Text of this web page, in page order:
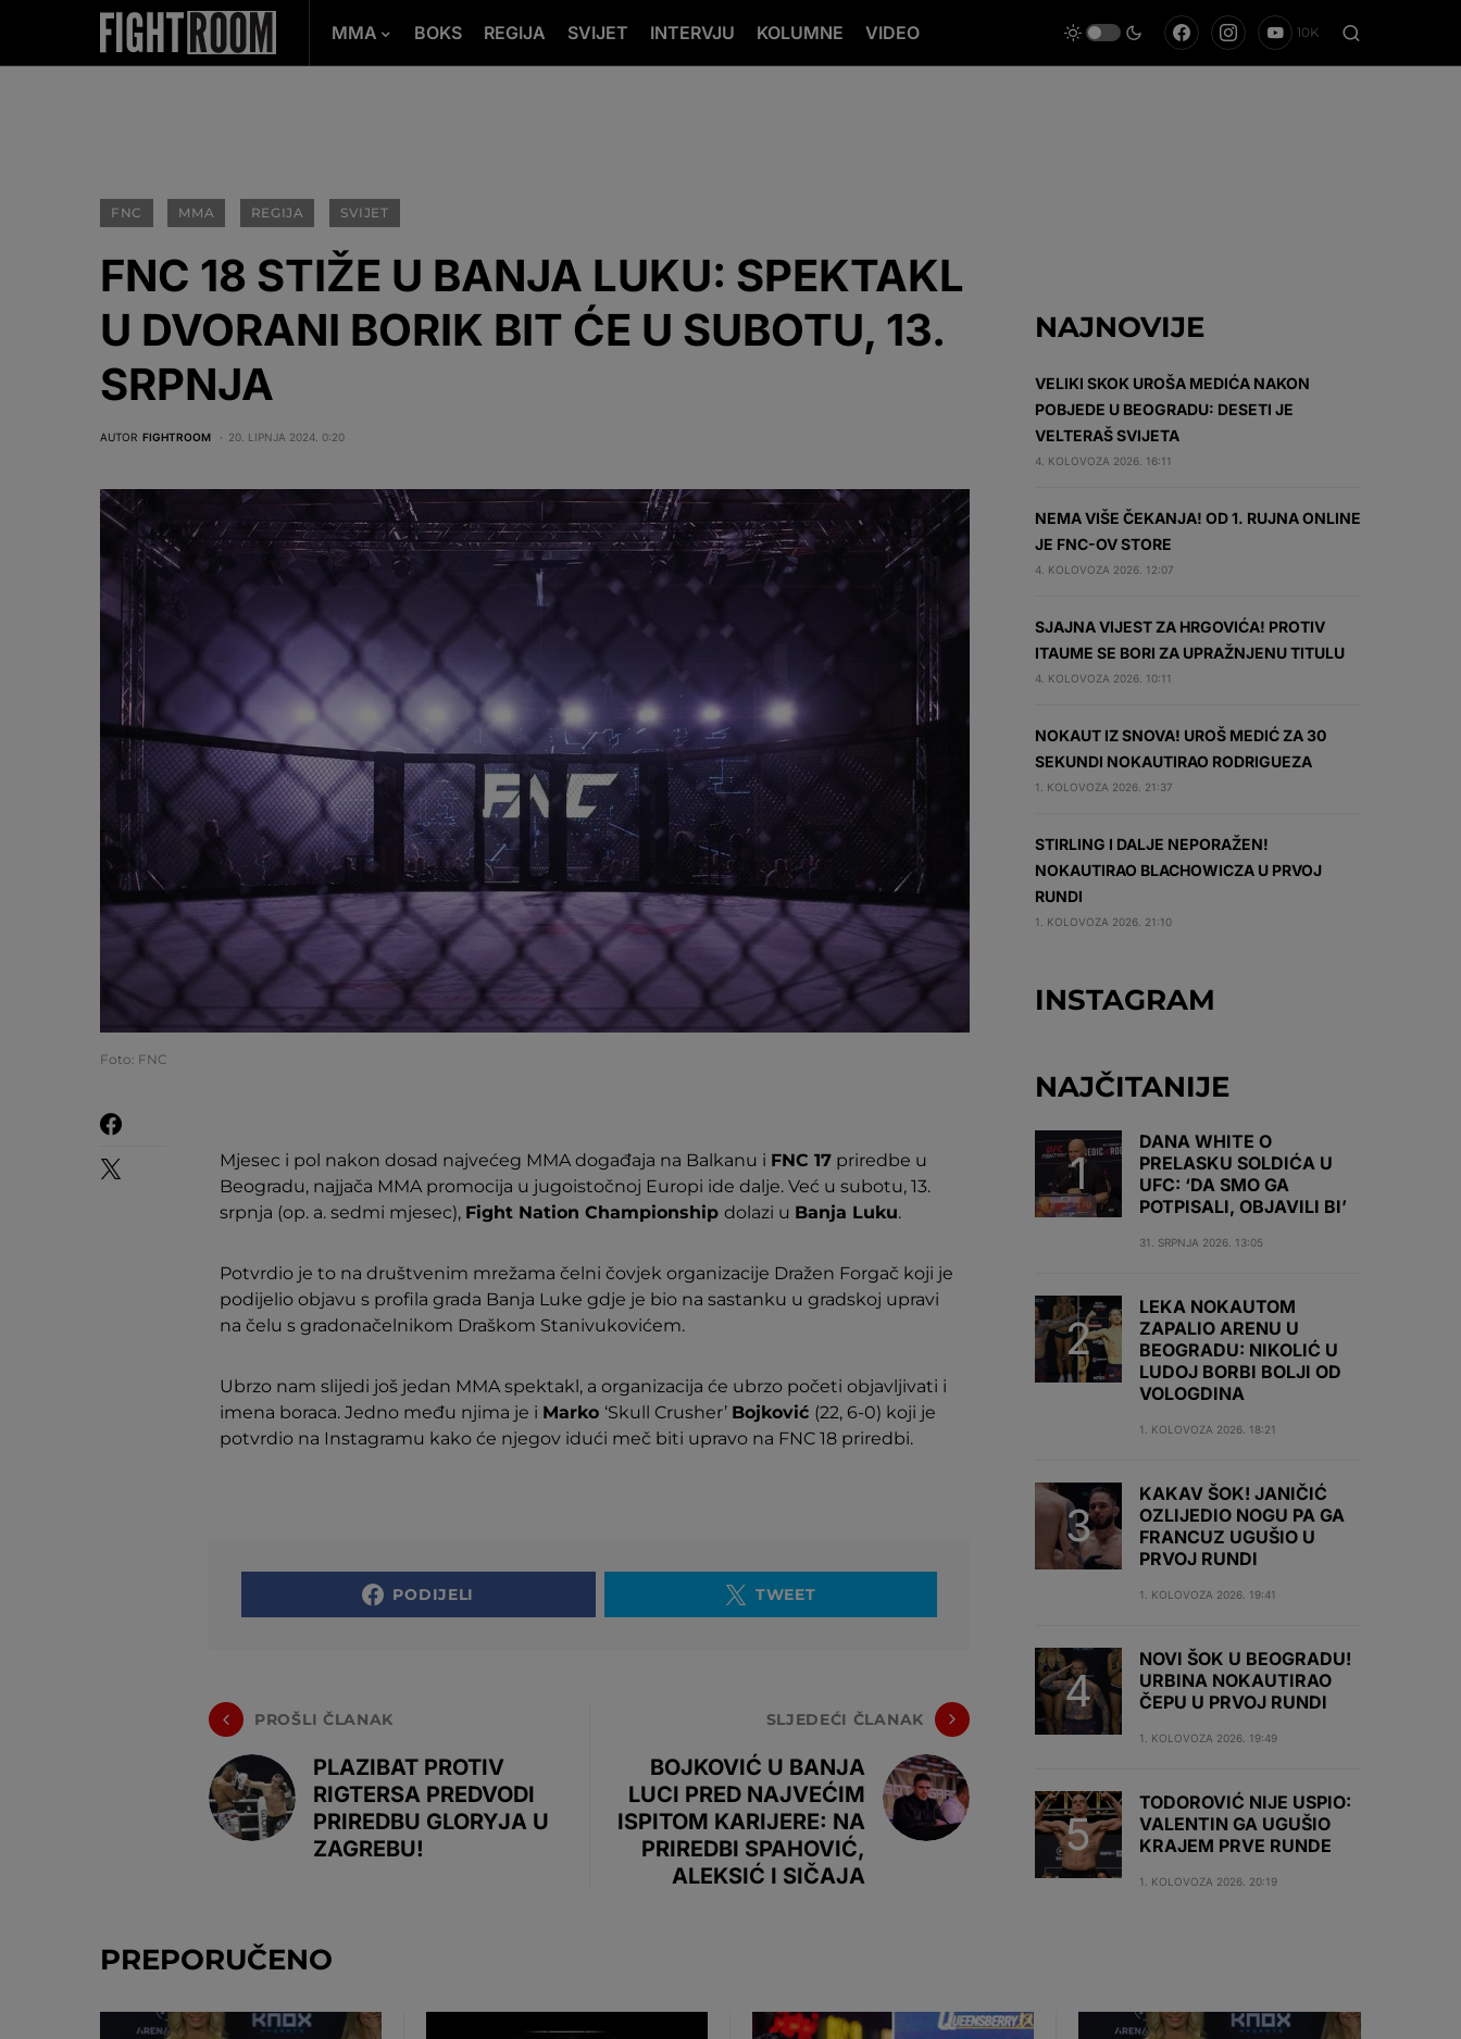
MMA BOKS REGIJA SVIJET INTERVJU KOLUMNE VIDEO 10K
FNC MMA REGIJA SVIJET
FNC 18 STIŽE U BANJA LUKU: SPEKTAKL
U DVORANI BORIK BIT ĆE U SUBOTU, 13.
SRPNJA
AUTOR FIGHTROOM 20. LIPNJA 2024. 0:20
Foto: FNC
Mjesec i pol nakon dosad najvećeg MMA događaja na Balkanu i FNC 17 priredbe u
Beogradu, najjača MMA promocija u jugoistočnoj Europi ide dalje. Već u subotu, 13.
srpnja (op. a. sedmi mjesec), Fight Nation Championship dolazi u Banja Luku.
Potvrdio je to na društvenim mrežama čelni čovjek organizacije Dražen Forgač koji je
podijelio objavu s profila grada Banja Luke gdje je bio na sastanku u gradskoj upravi
na čelu s gradonačelnikom Draškom Stanivukovićem.
Ubrzo nam slijedi još jedan MMA spektakl, a organizacija će ubrzo početi objavljivati i
imena boraca. Jedno među njima je i Marko ‘Skull Crusher’ Bojković (22, 6-0) koji je
potvrdio na Instagramu kako će njegov idući meč biti upravo na FNC 18 priredbi.
PODIJELI TWEET
PROŠLI ČLANAK
PLAZIBAT PROTIV
RIGTERSA PREDVODI
PRIREDBU GLORYJA U
ZAGREBU!
SLJEDEĆI ČLANAK
BOJKOVIĆ U BANJA
LUCI PRED NAJVEĆIM
ISPITOM KARIJERE: NA
PRIREDBI SPAHOVIĆ,
ALEKSIĆ I SIČAJA
NAJNOVIJE
VELIKI SKOK UROŠA MEDIĆA NAKON
POBJEDE U BEOGRADU: DESETI JE
VELTERAŠ SVIJETA
4. KOLOVOZA 2026. 16:11
NEMA VIŠE ČEKANJA! OD 1. RUJNA ONLINE
JE FNC-OV STORE
4. KOLOVOZA 2026. 12:07
SJAJNA VIJEST ZA HRGOVIĆA! PROTIV
ITAUME SE BORI ZA UPRAŽNJENU TITULU
4. KOLOVOZA 2026. 10:11
NOKAUT IZ SNOVA! UROŠ MEDIĆ ZA 30
SEKUNDI NOKAUTIRAO RODRIGUEZA
1. KOLOVOZA 2026. 21:37
STIRLING I DALJE NEPORAŽEN!
NOKAUTIRAO BLACHOWICZA U PRVOJ
RUNDI
1. KOLOVOZA 2026. 21:10
INSTAGRAM
NAJČITANIJE
DANA WHITE O
PRELASKU SOLDIĆA U
UFC: ‘DA SMO GA
POTPISALI, OBJAVILI BI’
31. SRPNJA 2026. 13:05
LEKA NOKAUTOM
ZAPALIO ARENU U
BEOGRADU: NIKOLIĆ U
LUDOJ BORBI BOLJI OD
VOLOGDINA
1. KOLOVOZA 2026. 18:21
KAKAV ŠOK! JANIČIĆ
OZLIJEDIO NOGU PA GA
FRANCUZ UGUŠIO U
PRVOJ RUNDI
1. KOLOVOZA 2026. 19:41
NOVI ŠOK U BEOGRADU!
URBINA NOKAUTIRAO
ČEPU U PRVOJ RUNDI
1. KOLOVOZA 2026. 19:49
TODOROVIĆ NIJE USPIO:
VALENTIN GA UGUŠIO
KRAJEM PRVE RUNDE
1. KOLOVOZA 2026. 20:19
PREPORUČENO